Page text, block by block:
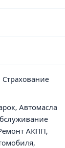
Страхование
Автомасла
АКПП,